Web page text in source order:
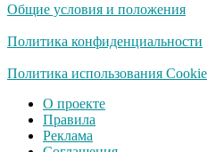
оставит равнодушным
США — Южной
всё, что я подарил —
Общие условия и положения
Политика конфиденциальности
Политика использования Cookie
О проекте
Правила
Реклама